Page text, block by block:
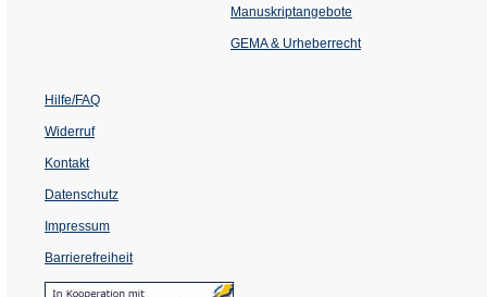
einem
Tab)
Manuskriptangebote
GEMA & Urheberrecht
Hilfe/FAQ
Widerruf
Kontakt
Datenschutz
Impressum
Barrierefreiheit
(Öffnet